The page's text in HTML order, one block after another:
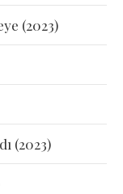
(2023)
(2023)